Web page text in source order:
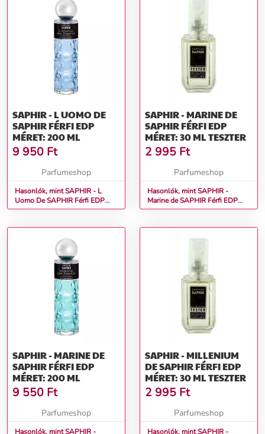
SAPHIR - L UOMO DE
SAPHIR FÉRFI EDP
MÉRET: 200 ML
9 950 Ft
Parfumeshop
Hasonlók, mint SAPHIR - L
Uomo De SAPHIR Férfi EDP
Méret: 200 ml
SAPHIR - MARINE DE
SAPHIR FÉRFI EDP
MÉRET: 30 ML TESZTER
2 995 Ft
Parfumeshop
Hasonlók, mint SAPHIR -
Marine de SAPHIR Férfi EDP
Méret: 30 ml teszter
SAPHIR - MARINE DE
SAPHIR FÉRFI EDP
MÉRET: 200 ML
9 550 Ft
Parfumeshop
Hasonlók, mint SAPHIR -
SAPHIR - MILLENIUM
DE SAPHIR FÉRFI EDP
MÉRET: 30 ML TESZTER
2 995 Ft
Parfumeshop
Hasonlók, mint SAPHIR -